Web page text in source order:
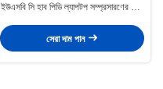
ইউএসবি সি হাব পিডি ল্যাপটপ সম্প্রসারণের জন্য
সেরা দাম পান